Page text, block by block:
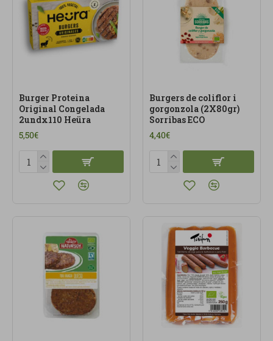
Burger Proteina
Original Congelada
2undx110 Heüra
5,50€
Burgers de coliflor i
gorgonzola (2X80gr)
Sorribas ECO
4,40€